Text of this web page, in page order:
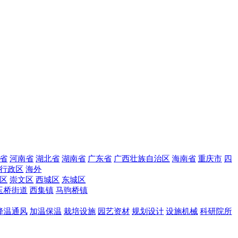
河南省 湖北省 湖南省 广东省 广西壮族自治区 海南省 重庆市 四
政区 海外
崇文区 西城区 东城区
桥街道 西集镇 马驹桥镇
温通风 加温保温 栽培设施 园艺资材 规划设计 设施机械 科研院所